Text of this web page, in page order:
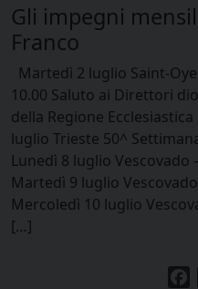
Gli impegni
Franco
Martedì 2 luglio Saint-
10.00 Saluto ai Direttori
della Regione
luglio Trieste 50^
Lunedì 8 luglio
Martedì 9 luglio
Mercoledì 10 luglio
[…]